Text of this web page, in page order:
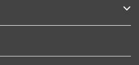
シェゾー)
ルナン・ヴェルジュレス)